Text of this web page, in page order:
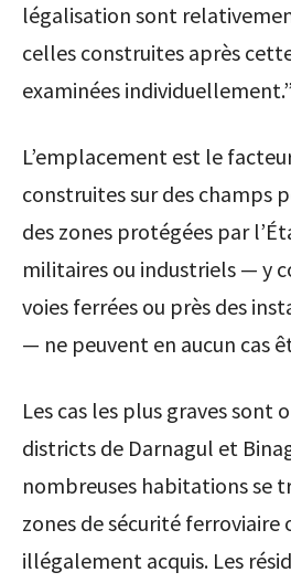
légalisation sont
celles construites après
examinées individuellement.”
L’emplacement est le
construites sur des champs
des zones protégées par
militaires ou industriels — y
voies ferrées ou près des
— ne peuvent en aucun cas
Les cas les plus graves sont
districts de Darnagul et
nombreuses habitations se
zones de sécurité ferroviaire
illégalement acquis. Les